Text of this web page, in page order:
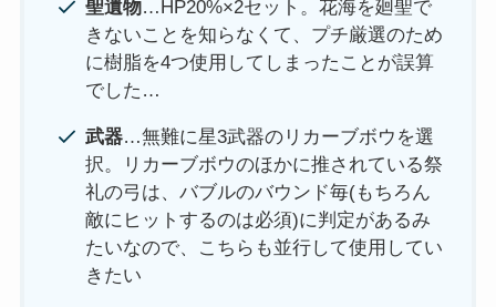
聖遺物…HP20%×2セット。花海を廻聖で
きないことを知らなくて、プチ厳選のため
に樹脂を4つ使用してしまったことが誤算
でした…
武器…無難に星3武器のリカーブボウを選
択。リカーブボウのほかに推されている祭
礼の弓は、バブルのバウンド毎(もちろん
敵にヒットするのは必須)に判定があるみ
たいなので、こちらも並行して使用してい
きたい